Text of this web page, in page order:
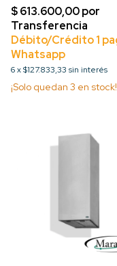
6x$127.833,33 sin interés
¡Solo quedan 3 en stock!